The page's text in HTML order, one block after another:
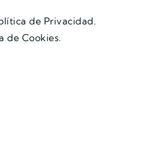
de Privacidad.
de Cookies.